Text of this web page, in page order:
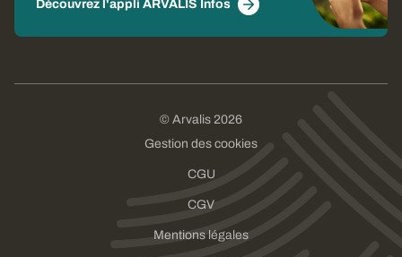
Découvrez l'appli ARVALIS Infos
© Arvalis 2026
Gestion des cookies
CGU
CGV
Mentions légales